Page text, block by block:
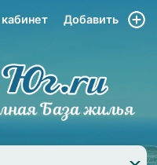
Добавить